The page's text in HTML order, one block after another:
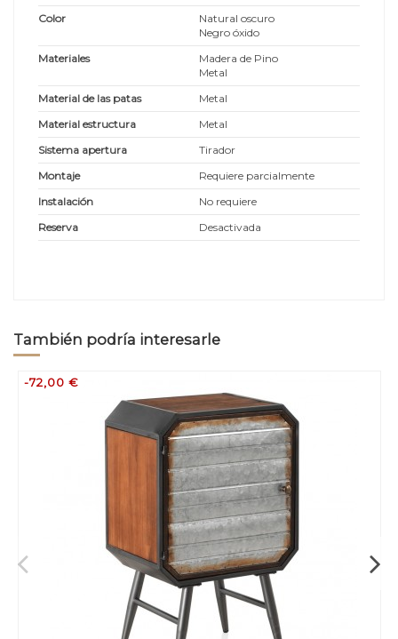
Color
Natural oscuro
Negro óxido
Materiales
Madera de Pino
Metal
Material de las patas
Metal
Material estructura
Metal
Sistema apertura
Tirador
Montaje
Requiere parcialmente
Instalación
No requiere
Reserva
Desactivada
También podría interesarle
-72,00 €